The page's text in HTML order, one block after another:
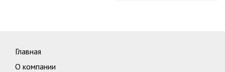
Главная
О компании